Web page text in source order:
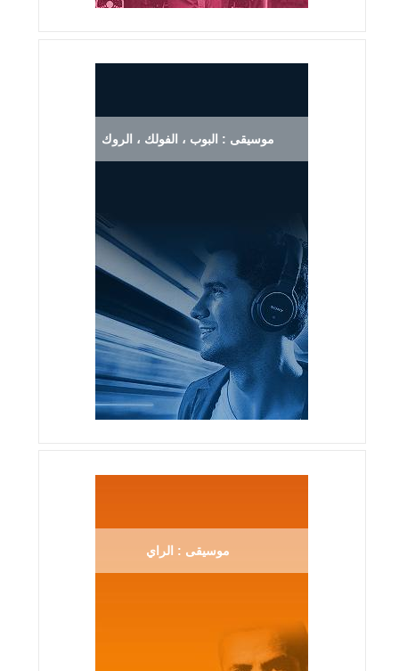
موسيقى : البوب ، الفولك ، الروك
موسيقى : الراي